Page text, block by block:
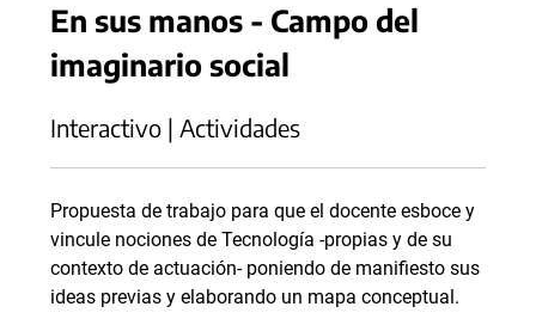
En sus manos - Campo del
imaginario social
Interactivo | Actividades
Propuesta de trabajo para que el docente esboce y
vincule nociones de Tecnología -propias y de su
contexto de actuación- poniendo de manifiesto sus
ideas previas y elaborando un mapa conceptual.